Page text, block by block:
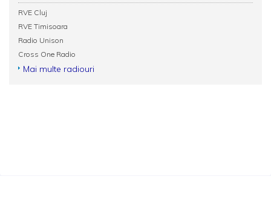
RVE Cluj
RVE Timisoara
Radio Unison
Cross One Radio
Mai multe radiouri